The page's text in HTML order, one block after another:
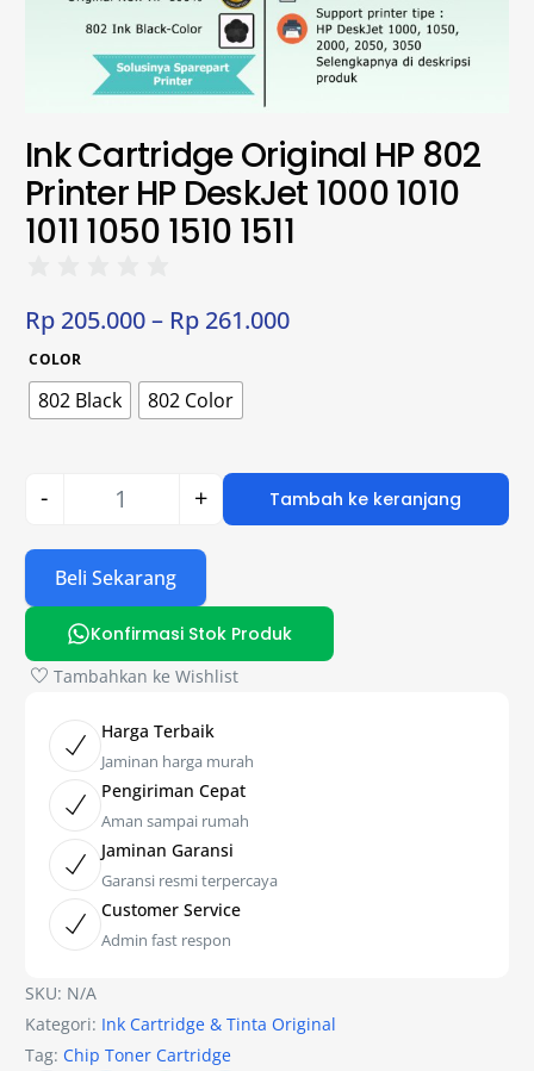
Ink Cartridge Original HP 802
Printer HP DeskJet 1000 1010
1011 1050 1510 1511
Rp 205.000– Rp 261.000
COLOR
802 Black 802 Color
- + Tambah ke keranjang
Beli Sekarang
Konfirmasi Stok Produk
Tambahkan ke Wishlist
Harga Terbaik
Jaminan harga murah
Pengiriman Cepat
Aman sampai rumah
Jaminan Garansi
Garansi resmi terpercaya
Customer Service
Admin fast respon
SKU: N/A
Kategori: Ink Cartridge & Tinta Original
Tag: Chip Toner Cartridge